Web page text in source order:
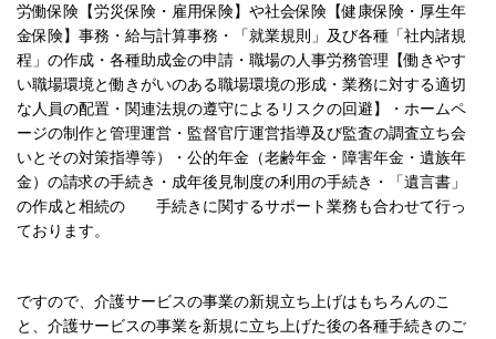
労働保険【労災保険・雇用保険】や社会保険【健康保険・厚生年
金保険】事務・給与計算事務・「就業規則」及び各種「社内諸規
程」の作成・各種助成金の申請・職場の人事労務管理【働きやす
い職場環境と働きがいのある職場環境の形成・業務に対する適切
な人員の配置・関連法規の遵守によるリスクの回避】・ホームペ
ージの制作と管理運営・監督官庁運営指導及び監査の調査立ち会
いとその対策指導等）・ 公的年金（老齢年金・障害年金・遺族年
金）の請求の手続き・成年後見制度の利用の手続き・「遺言書」
の作成と相続の 手続きに関するサポート業務も合わせて行っ
ております。
ですので、介護サービスの事業の新規立ち上げはもちろんのこ
と、介護サービスの事業を新規に立ち上げた後の各種手続きのご